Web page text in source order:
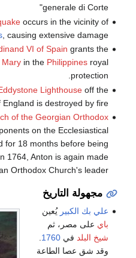
generale di Corte"
occurs in the vicinity of
, causing extensive damage.
VI of Spain grants the
Maryin the Philippinesroyal
protection.
Lighthouseoff the
England is destroyed by fire.
of the Georgian Orthodox
on the Ecclesiastical
for 18 months before being
1764, Anton is again made
Orthodox Church's leader.
مجهولة التاريخ
علي بك الكبير يُعين
باي على مصر، ثم
شيخ البلد في1760
وقد شق عصا الطاعة